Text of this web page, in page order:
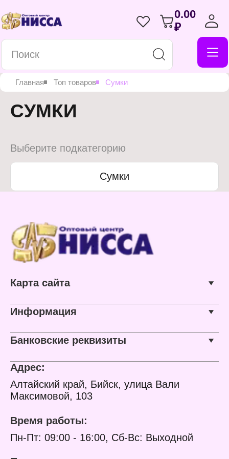
0.00
₽
Главная Топ товаров Сумки
СУМКИ
Выберите подкатегорию
Сумки
Карта сайта
Информация
Банковские реквизиты
Адрес:
Алтайский край, Бийск, улица Вали
Максимовой, 103
Время работы:
Пн-Пт: 09:00 - 16:00, Сб-Вс: Выходной